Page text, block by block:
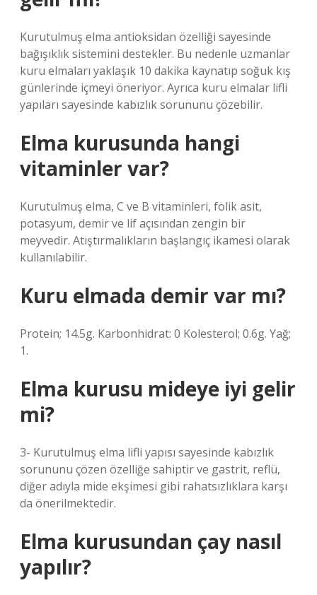
Kurutulmuş elma antioksidan özelliği sayesinde
bağışıklık sistemini destekler. Bu nedenle uzmanlar
kuru elmaları yaklaşık 10 dakika kaynatıp soğuk kış
günlerinde içmeyi öneriyor. Ayrıca kuru elmalar lifli
yapıları sayesinde kabızlık sorununu çözebilir.
Elma kurusunda hangi
vitaminler var?
Kurutulmuş elma, C ve B vitaminleri, folik asit,
potasyum, demir ve lif açısından zengin bir
meyvedir. Atıştırmalıkların başlangıç ​​ikamesi olarak
kullanılabilir.
Kuru elmada demir var mı?
Protein; 14.5g. Karbonhidrat: 0 Kolesterol; 0.6g. Yağ;
1.
Elma kurusu mideye iyi gelir
mi?
3- Kurutulmuş elma lifli yapısı sayesinde kabızlık
sorununu çözen özelliğe sahiptir ve gastrit, reflü,
diğer adıyla mide ekşimesi gibi rahatsızlıklara karşı
da önerilmektedir.
Elma kurusundan çay nasıl
yapılır?